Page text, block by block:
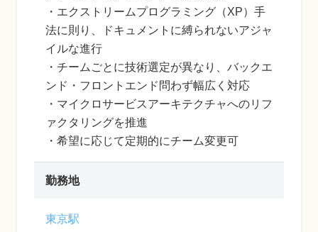
・エクストリームプログラミング（XP）手
法に則り、ドキュメントに縛られないアジャ
イルな進行
・チームごとに技術選定が異なり、バックエ
ンド・フロントエンド問わず幅広く対応
・マイクロサービスアーキテクチャへのリフ
ァクタリングを推進
・希望に応じて定期的にチーム変更可
勤務地
東京駅